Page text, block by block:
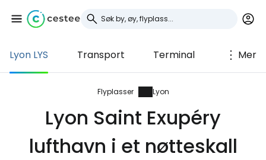
Lyon LYS Transport Terminal Mer
Flyplasser Lyon
Lyon Saint Exupéry
lufthavn i et nøtteskall
Logg inn på Cestee
... det verdensomspennende
Fortsett med Google